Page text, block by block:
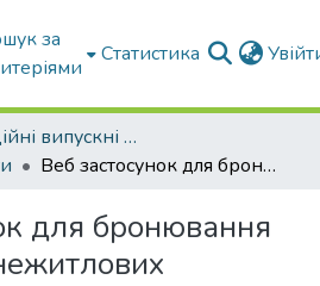
за
Статистика
Кваліфікаційні випускні роботи бакалаврів і магістрів
Веб застосунок для бронювання житлових та нежитлових приміщень
для бронювання